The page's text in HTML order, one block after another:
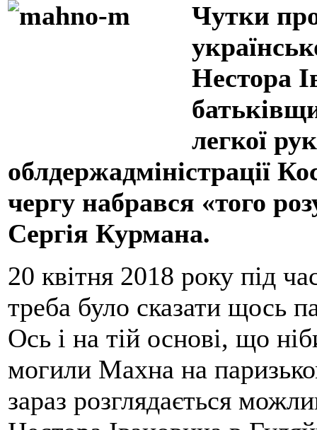
Чутки
Нестора
легкої
облдержадміністрації
чергу набрався «того
Сергія Курмана.
20 квітня 2018 року під
треба було сказати щось
Ось і на тій основі, що
могили Махна на
зараз розглядається